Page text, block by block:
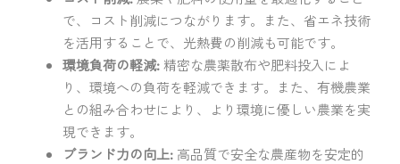
で、コスト削減につながります。また、省エネ技術
を活用することで、光熱費の削減も可能です。
環境負荷の軽減:精密な農薬散布や肥料投入によ
り、環境への負荷を軽減できます。また、有機農業
との組み合わせにより、より環境に優しい農業を実
現できます。
ブランド力の向上: 高品質で安全な農産物を安定的